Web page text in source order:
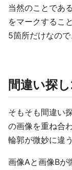
当然のことであ
をマークするこ
5箇所だけなので
間違い探
そもそも間違い
の画像を重ね合
輪郭が微妙に違
画像Aと画像Bが